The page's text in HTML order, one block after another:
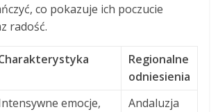
co pokazuje ich poczucie
radość.
Regionalne
odniesienia
emocje,
Andaluzja